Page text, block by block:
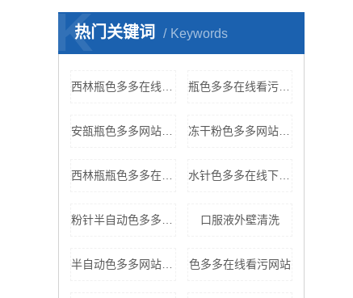
热门关键词 Keywords
K
瓶色多多在线看污网站
冻干粉色多多网站在线看
水针色多多在线下载色多多网站在线看
口服液外壁清洗
色多多在线看污网站